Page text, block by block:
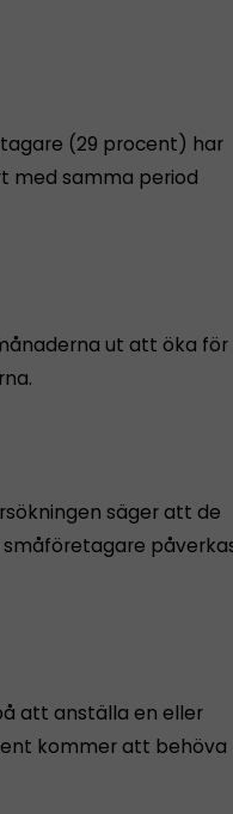
(29 procent) har
med samma period
ut att öka för
säger att de
att anställa en eller
kommer att behöva